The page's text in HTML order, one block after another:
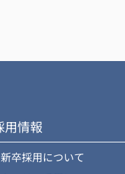
用情報
新卒採用について